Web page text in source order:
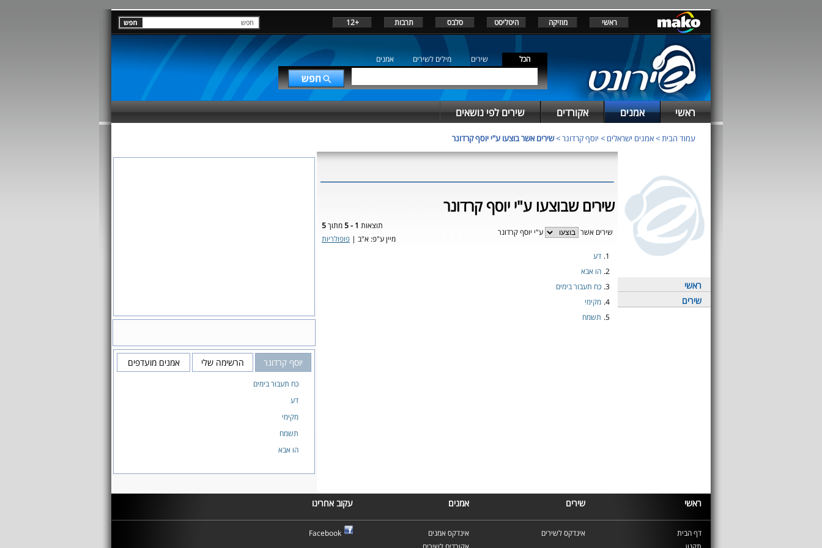
ראשי מוזיקה היטליסט סלבס תרבות +12
הכל שירים מילים לשירים אמנים
ראשי אמנים אקורדים שירים לפי נושאים
עמוד הבית>אמנים ישראלים > יוסף קרדונר>שירים אשר בוצעו ע"י יוסף קרדונר
ראשי
שירים
שירים שבוצעו ע"י יוסף קרדונר
שירים אשר ע"י יוסף קרדונר
תוצאות 1 - 5 מתוך5
מיין ע"פ: א"ב | פופולריות
1. דע
2. הו אבא
3. כח תעבור בימים
4. מקימי
5. תשמח
יוסף קרדונר הרשימה שלי אמנים מועדפים
כח תעבור בימים
דע
מקימי
תשמח
הו אבא
ראשי שירים אמנים עקוב אחרינו
דף הבית
אינדקס לשירים
אינדקס אמנים
Facebook